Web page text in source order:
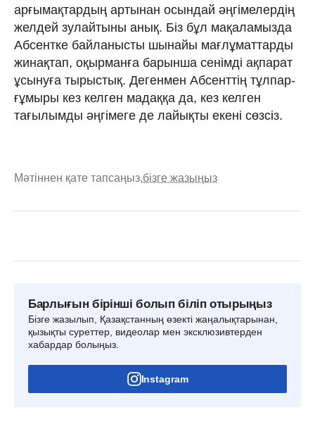
арғымақтардың артынан осындай әңгімелердің
желдей зулайтыны анық. Біз бұл мақаламызда
Абсентке байланысты шынайы мағлұматтарды
жинақтап, оқырманға барынша сенімді ақпарат
ұсынуға тырыстық. Дегенмен Абсенттің тұлпар-
ғұмыры кез келген мадаққа да, кез келген
тағылымды әңгімеге де лайықты екені сөзсіз.
Мәтіннен қате тапсаңыз,бізге жазыңыз
Барлығын бірінші болып біліп отырыңыз
Бізге жазылып, Қазақстанның өзекті жаңалықтарынан,
қызықты суреттер, видеолар мен эксклюзивтерден
хабардар болыңыз.
Instagram